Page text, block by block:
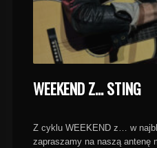
WEEKEND Z… STING
Z cyklu WEEKEND z… w
zapraszamy na naszą antenę